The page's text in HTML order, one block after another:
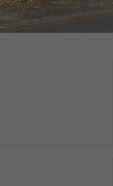
consectetuer
ridiculus mus.